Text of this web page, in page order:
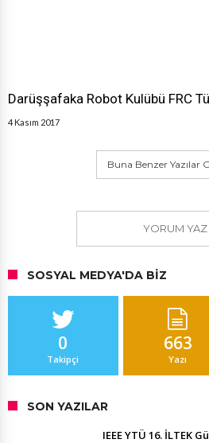
Darüşşafaka Robot Kulübü FRC
4 Kasım 2017
Buna Benzer Yazılar
YORUM YAZ
SOSYAL MEDYA'DA BIZ
0
Takipçi
663
Yazı
SON YAZILAR
IEEE YTÜ 16. İLTEK